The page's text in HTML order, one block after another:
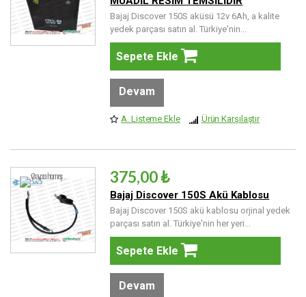
Bajaj Discover 150S aküsü 12v 6Ah, a kalite
yedek parçası satın al. Türkiye'nin...
Sepete Ekle
Devam
A. Listeme Ekle Ürün Karşılaştır
375,00 ₺
Bajaj Discover 150S Akü Kablosu
Bajaj Discover 150S akü kablosu orjinal yedek
parçası satın al. Türkiye'nin her yeri...
Sepete Ekle
Devam